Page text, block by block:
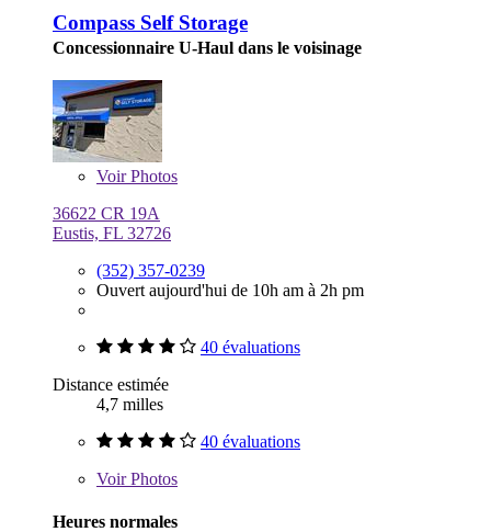
Compass Self Storage
Concessionnaire U-Haul dans le voisinage
VoirPhotos
36622 CR 19A
Eustis, FL 32726
(352) 357-0239
Ouvert aujourd'hui de 10h am à 2h pm
40 évaluations
Distance estimée
4,7 milles
40 évaluations
VoirPhotos
Heures normales